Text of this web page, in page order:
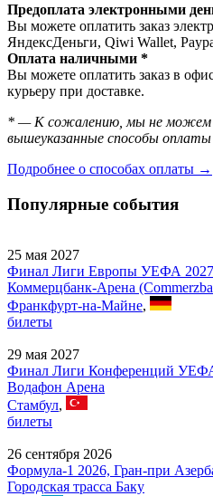
Предоплата электронными
Вы можете оплатить заказ
ЯндексДеньги, Qiwi Wallet,
Оплата наличными *
Вы можете оплатить заказ в
курьеру при доставке.
* — К сожалению, мы не можем
вышеуказанные способы оплаты
Подробнее о способах оплаты →
Популярные события
25 мая 2027
Финал Лиги Европы УЕФА 2027
Коммерцбанк-Арена
Франкфурт-на-Майне,
билеты
29 мая 2027
Финал Лиги Конференций
Водафон Арена
Стамбул,
билеты
26 сентября 2026
Формула-1 2026, Гран-при
Городская трасса Баку